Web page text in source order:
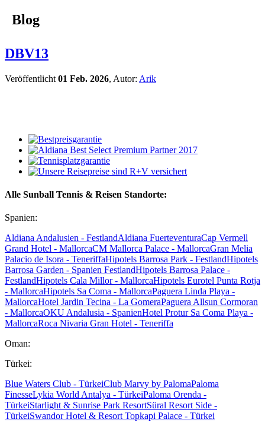
Blog
DBV13
Veröffentlicht 01 Feb. 2026, Autor: Arik
Alle Sunball Tennis & Reisen Standorte:
Spanien:
Aldiana Andalusien - FestlandAldiana FuerteventuraCap Vermell
Grand Hotel - MallorcaCM Mallorca Palace - MallorcaGran Melia
Palacio de Isora - TeneriffaHipotels Barrosa Park - FestlandHipotels
Barrosa Garden - Spanien FestlandHipotels Barrosa Palace -
FestlandHipotels Cala Millor - MallorcaHipotels Eurotel Punta Rotja
- MallorcaHipotels Sa Coma - MallorcaPaguera Linda Playa -
MallorcaHotel Jardin Tecina - La GomeraPaguera Allsun Cormoran
- MallorcaOKU Andalusia - SpanienHotel Protur Sa Coma Playa -
MallorcaRoca Nivaria Gran Hotel - Teneriffa
Oman:
Türkei:
Blue Waters Club - TürkeiClub Marvy by PalomaPaloma
FinesseLykia World Antalya - TürkeiPaloma Orenda -
TürkeiStarlight & Sunrise Park ResortSüral Resort Side -
TürkeiSwandor Hotel & Resort Topkapi Palace - Türkei